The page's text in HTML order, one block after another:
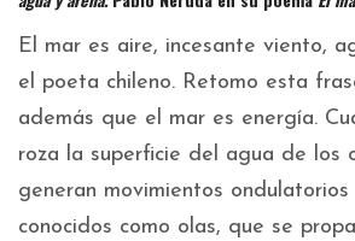
El mar es aire, incesante viento,
el poeta chileno. Retomo esta
además que el mar es energía.
roza la superficie del agua de los
generan movimientos
conocidos como olas, que se